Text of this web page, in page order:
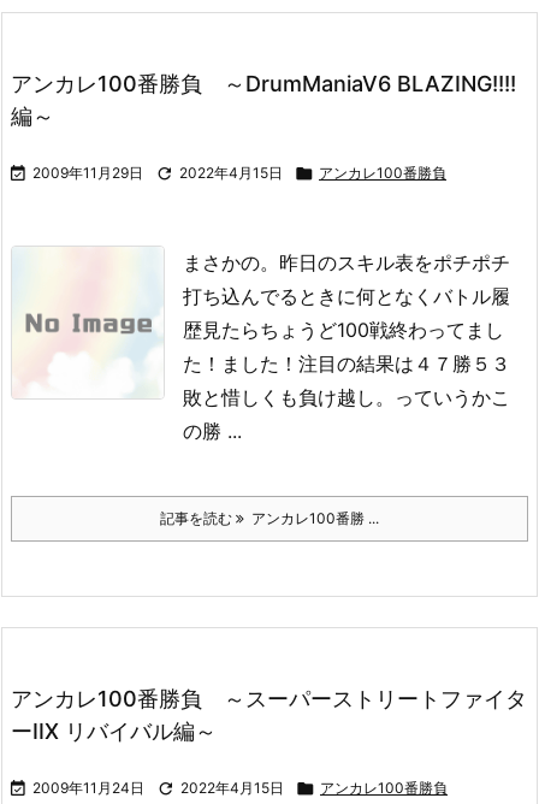
アンカレ100番勝負 ～DrumManiaV6 BLAZING!!!!
編～
 2009年11月29日  2022年4月15日  アンカレ100番勝負
まさかの。 昨日のスキル表をポチポチ
打ち込んでるときに何となくバトル履
歴見たらちょうど100戦終わってまし
た！ました！ 注目の結果は ４７勝５３
敗と惜しくも負け越し。 っていうかこ
の勝 ...
記事を読む アンカレ100番勝 ...
アンカレ100番勝負 ～スーパーストリートファイタ
ーIIX リバイバル編～
 2009年11月24日  2022年4月15日  アンカレ100番勝負